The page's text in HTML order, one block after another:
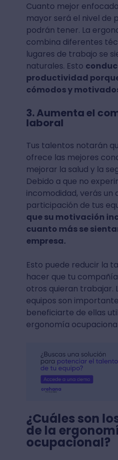
Cuanto mejor
mayor será el nivel de
podrán tener. La
combina diferentes
lugares de trabajo se
naturales. Esto
productividad
cómodos y
3. Aumenta el
laboral
Tus talentos notarán
ofrece las mejores
mejorar la salud y la
Debido a que no
incomodidad, verás un
participación de tus
que su motivación
cuanto más se
empresa.
Esto puede reducir la
hacer que tu
otros quieran trabajar.
equipos son
beneficiarte de ellas
ergonomía
¿Cuáles son
de la
ocupacional?